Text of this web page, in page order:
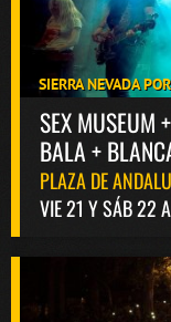
SIERRA NEVADA
SEX MUSEUM
BALA +
PLAZA DE
VIE 21 Y SÁB 22